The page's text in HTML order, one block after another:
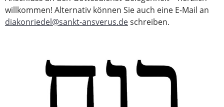
willkommen! Alternativ können Sie auch eine E-Mail an
diakonriedel@sankt-ansverus.deschreiben.